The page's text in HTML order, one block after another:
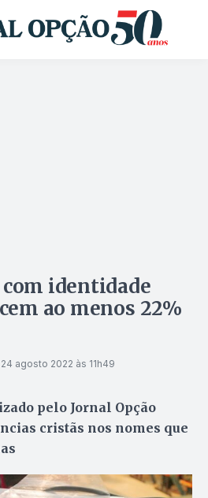
identidade
ao menos 22%
24 agosto 2022 às 11h49
pelo Jornal Opção
cristãs nos nomes que